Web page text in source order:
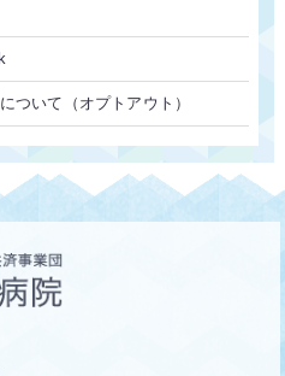
ついて（オプトアウト）